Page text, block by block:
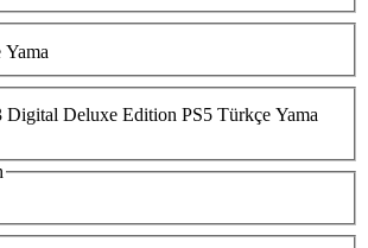
Digital Deluxe Edition PS5 Türkçe Yama